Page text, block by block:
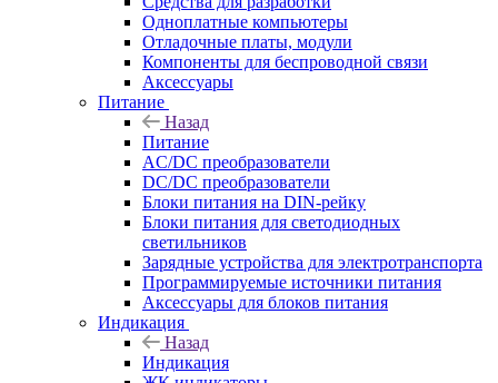
Одноплатные компьютеры
Отладочные платы, модули
Компоненты для беспроводной связи
Аксессуары
Питание
Назад
Питание
AC/DC преобразователи
DC/DC преобразователи
Блоки питания на DIN-рейку
Блоки питания для светодиодных
светильников
Зарядные устройства для электротранспорта
Программируемые источники питания
Аксессуары для блоков питания
Индикация
Назад
Индикация